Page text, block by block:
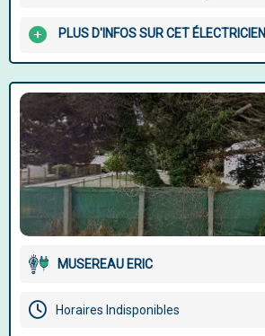
PLUS D'INFOS SUR CET ÉLECTRICIEN
MUSEREAU ERIC
Horaires Indisponibles